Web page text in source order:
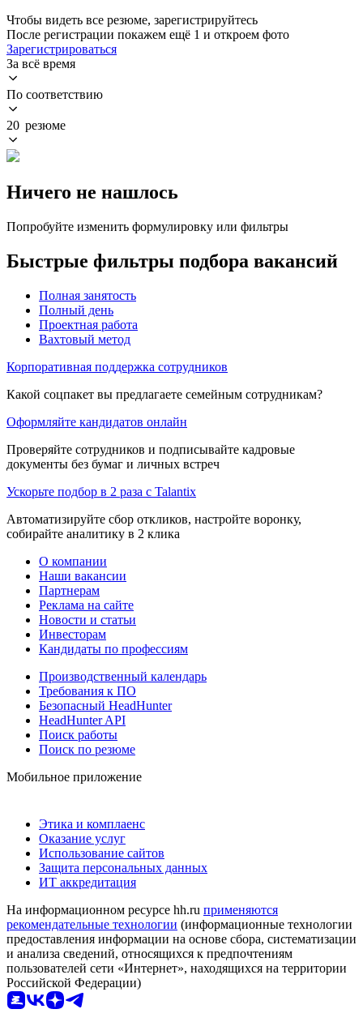
Чтобы видеть все резюме, зарегистрируйтесь
После регистрации покажем ещё 1 и откроем фото
Зарегистрироваться
За всё время
По соответствию
20 резюме
Ничего не нашлось
Попробуйте изменить формулировку или фильтры
Быстрые фильтры подбора вакансий
Полная занятость
Полный день
Проектная работа
Вахтовый метод
Корпоративная поддержка сотрудников
Какой соцпакет вы предлагаете семейным сотрудникам?
Оформляйте кандидатов онлайн
Проверяйте сотрудников и подписывайте кадровые
документы без бумаг и личных встреч
Ускорьте подбор в 2 раза с Talantix
Автоматизируйте сбор откликов, настройте воронку,
собирайте аналитику в 2 клика
О компании
Наши вакансии
Партнерам
Реклама на сайте
Новости и статьи
Инвесторам
Кандидаты по профессиям
Производственный календарь
Требования к ПО
Безопасный HeadHunter
HeadHunter API
Поиск работы
Поиск по резюме
Мобильное приложение
Этика и комплаенс
Оказание услуг
Использование сайтов
Защита персональных данных
ИТ аккредитация
На информационном ресурсе hh.ru применяются
рекомендательные технологии (информационные технологии
предоставления информации на основе сбора, систематизации
и анализа сведений, относящихся к предпочтениям
пользователей сети «Интернет», находящихся на территории
Российской Федерации)